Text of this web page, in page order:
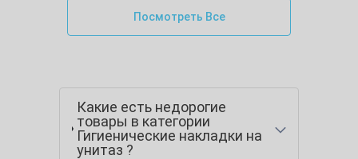
Посмотреть Все
Какие есть недорогие
товары в категории
Гигиенические накладки на
унитаз ?